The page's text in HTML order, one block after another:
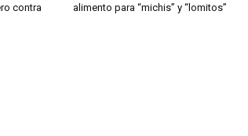
contra
alimento para “michis” y “lomitos”